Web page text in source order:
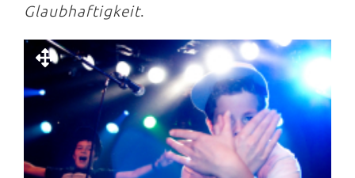
Glaubhaftigkeit.